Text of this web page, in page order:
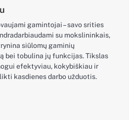
gamintojai – savo srities
su mokslininkais,
siūlomų gaminių
bei tobulina jų funkcijas. Tikslas
efektyviau, kokybiškiau ir
kasdienes darbo užduotis.